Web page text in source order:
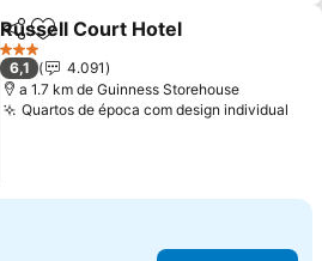
PartilharAdicionar aos favoritos
Russell Court Hotel
3 Estrelas
6,1
4.091
a 1.7 km de Guinness Storehouse
Quartos de época com design individual